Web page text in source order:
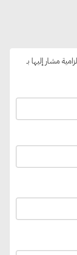
مشار إليها بـ
في
إعادة
إيفل تستثمر ما يصل إلى 130
الطاقة